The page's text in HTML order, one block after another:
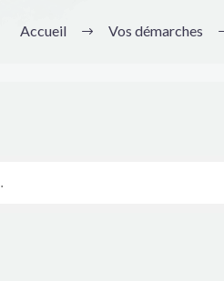
Accueil Vos démarches